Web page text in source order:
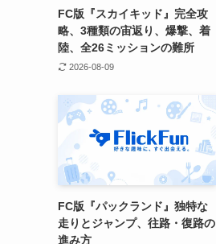
FC版『スカイキッド』完全攻
略、3種類の宙返り、爆撃、着
陸、全26ミッションの難所
2026-08-09
FC版『パックランド』独特な
走りとジャンプ、往路・復路の
進み方